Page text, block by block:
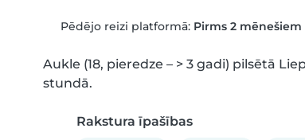
Pēdējo reizi platformā: Pirms 2 mēnešiem
Aukle (18, pieredze – > 3 gadi) pilsētā
stundā.
Rakstura īpašības